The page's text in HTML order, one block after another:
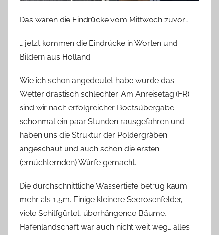
Das waren die Eindrücke vom Mittwoch zuvor…
… jetzt kommen die Eindrücke in Worten und
Bildern aus Holland:
Wie ich schon angedeutet habe wurde das
Wetter drastisch schlechter. Am Anreisetag (FR)
sind wir nach erfolgreicher Bootsübergabe
schonmal ein paar Stunden rausgefahren und
haben uns die Struktur der Poldergräben
angeschaut und auch schon die ersten
(ernüchternden) Würfe gemacht.
Die durchschnittliche Wassertiefe betrug kaum
mehr als 1,5m. Einige kleinere Seerosenfelder,
viele Schilfgürtel, überhängende Bäume,
Hafenlandschaft war auch nicht weit weg… alles